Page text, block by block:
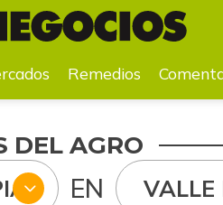
Comentarios Agenda
Remedios
DEL AGRO
EN VALLE